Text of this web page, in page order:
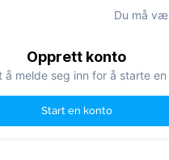
Du må
Opprett konto
å melde seg inn for å starte
Start en konto